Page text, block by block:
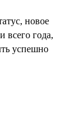
новое
всего года,
успешно